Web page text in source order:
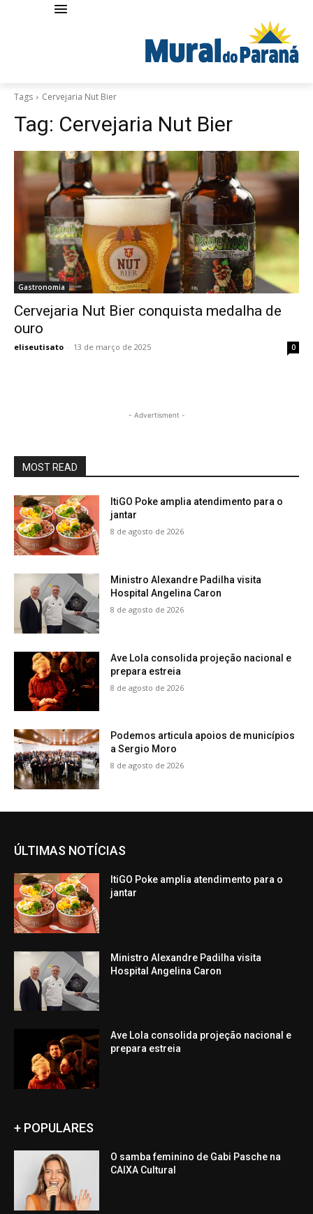
Tags Cervejaria Nut Bier
Tag: Cervejaria Nut Bier
Gastronomia
Cervejaria Nut Bier conquista medalha de
ouro
eliseutisato - 13 de março de 2025 0
- Advertisment -
MOST READ
ItiGO Poke amplia atendimento para o
jantar
8 de agosto de 2026
Ministro Alexandre Padilha visita
Hospital Angelina Caron
8 de agosto de 2026
Ave Lola consolida projeção nacional e
prepara estreia
8 de agosto de 2026
Podemos articula apoios de municípios
a Sergio Moro
8 de agosto de 2026
ÚLTIMAS NOTÍCIAS
ItiGO Poke amplia atendimento para o
jantar
Ministro Alexandre Padilha visita
Hospital Angelina Caron
Ave Lola consolida projeção nacional e
prepara estreia
+ POPULARES
O samba feminino de Gabi Pasche na
CAIXA Cultural